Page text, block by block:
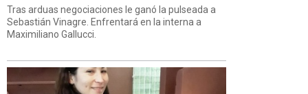
Tras arduas negociaciones le ganó la pulseada a
Sebastián Vinagre. Enfrentará en la interna a
Maximiliano Gallucci.